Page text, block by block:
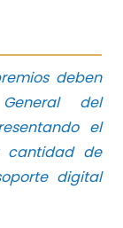
deben
del
el
cantidad de
digital